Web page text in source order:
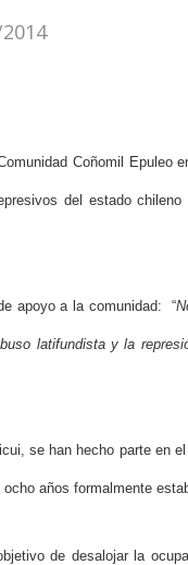
Coñomil Epuleo
del estado
apoyo a la comunidad: “
latifundista y la
se han hecho parte en
años formalmente
de desalojar la